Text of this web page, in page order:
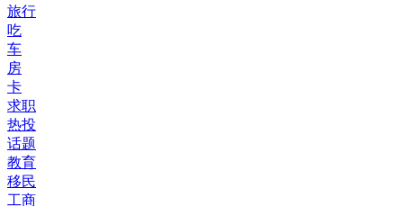
旅行
吃
车
房
卡
求职
热投
话题
教育
移民
工商